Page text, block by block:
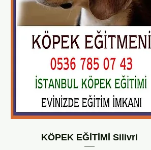
KÖPEK EĞİTİMİ Silivri